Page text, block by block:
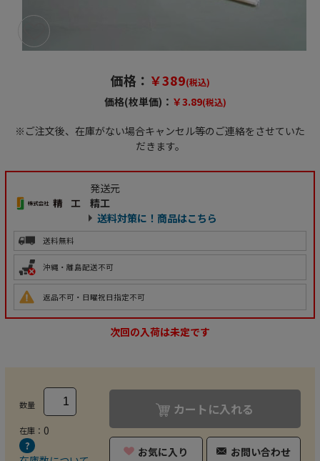
価格： ￥389(税込)
価格(枚単価)： ￥3.89(税込)
※ご注文後、在庫がない場合キャンセル等のご連絡をさせていた
だきます。
発送元
精工
送料対策に！商品はこちら
送料無料
沖縄・離島配送不可
返品不可・日曜祝日指定不可
次回の入荷は未定です
数量
在庫： 0
カートに入れる
お気に入り お問い合わせ